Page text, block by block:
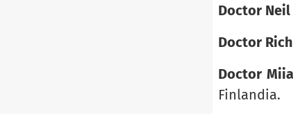
Doctor Neil
Doctor
Doctor
Finlandia.